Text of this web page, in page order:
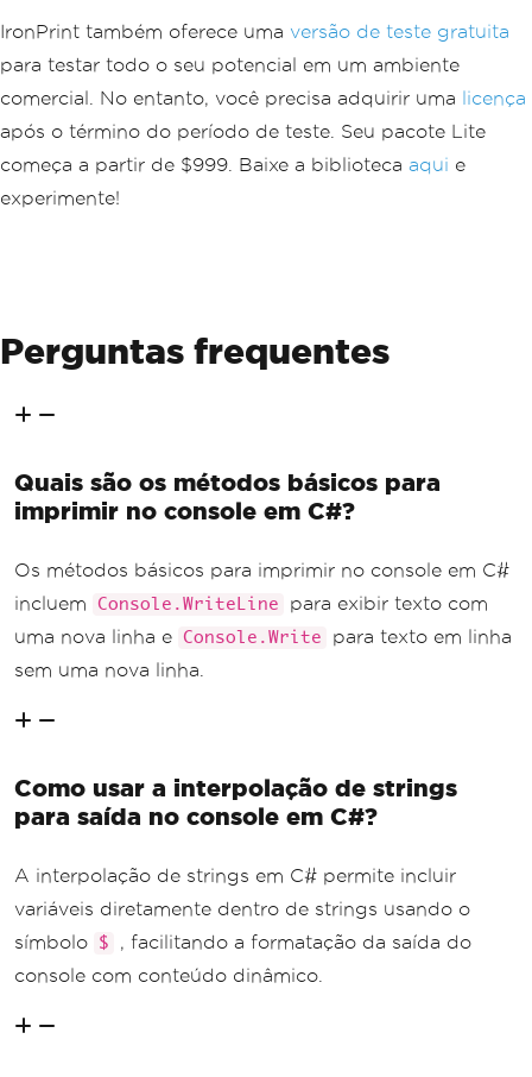
IronPrint também oferece uma versão de teste gratuita
para testar todo o seu potencial em um ambiente
comercial. No entanto, você precisa adquirir uma licença
após o término do período de teste. Seu pacote Lite
começa a partir de $999. Baixe a biblioteca aqui e
experimente!
Perguntas frequentes
Quais são os métodos básicos para
imprimir no console em C#?
Os métodos básicos para imprimir no console em C#
incluem
Console.WriteLine
para exibir texto com
uma nova linha e Console.Write
para texto em linha
sem uma nova linha.
Como usar a interpolação de strings
para saída no console em C#?
A interpolação de strings em C# permite incluir
variáveis diretamente dentro de strings usando o
símbolo
$
, facilitando a formatação da saída do
console com conteúdo dinâmico.